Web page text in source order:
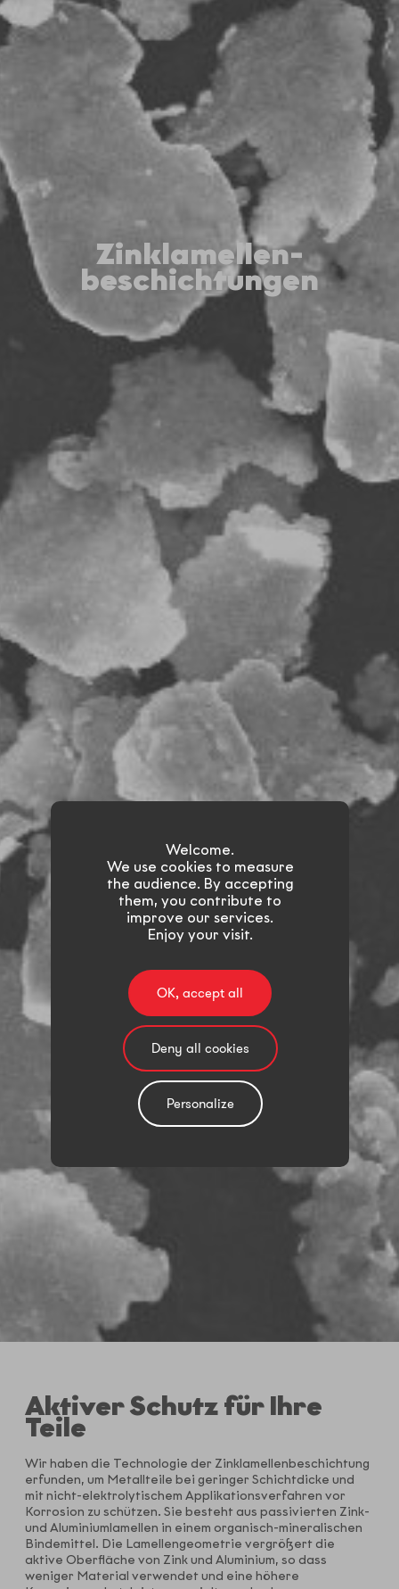
Zinklamellen-
beschichtungen
Aktiver Schutz für Ihre
Teile
Wir haben die Technologie der Zinklamellenbeschichtung
erfunden, um Metallteile bei geringer Schichtdicke und
mit nicht-elektrolytischem Applikationsverfahren vor
Korrosion zu schützen. Sie besteht aus passivierten Zink-
und Aluminiumlamellen in einem organisch-mineralischen
Bindemittel. Die Lamellengeometrie vergrößert die
aktive Oberfläche von Zink und Aluminium, so dass
weniger Material verwendet und eine höhere
Welcome.
We use cookies to measure
the audience. By accepting
them, you contribute to
improve our services.
Enjoy your visit.
OK, accept all
Deny all cookies
Personalize